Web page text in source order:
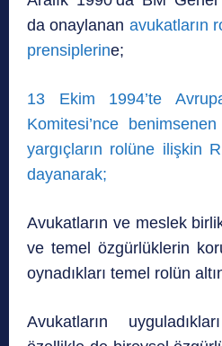
da onaylanan avukatların
prensiplerine;
13 Ekim 1994’te
Komitesi’nce
yargıçların rolüne ilişkin
dayanarak;
Avukatların ve meslek
ve temel özgürlüklerin
oynadıkları temel rolün
Avukatların